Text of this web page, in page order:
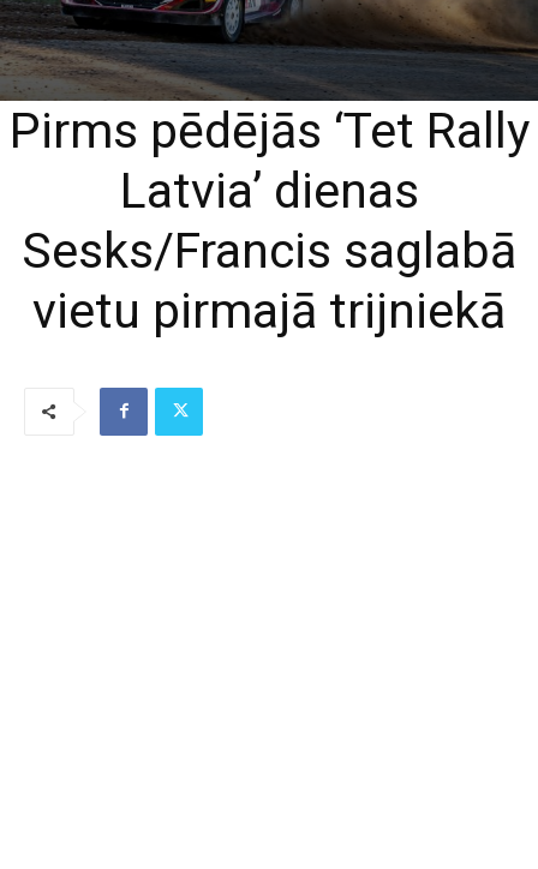
Pirms pēdējās ‘Tet Rally
Latvia’ dienas
Sesks/Francis saglabā
vietu pirmajā trijniekā